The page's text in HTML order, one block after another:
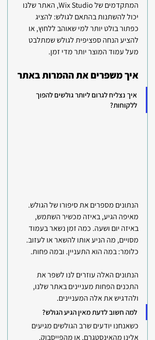
המתקדמים של Wix Studio, האתר שלנו
יכול להשתנות בהתאם לגולש: להציג
כפתור בולט יותר למי שאוהב ללחוץ, או
להציע הנחה ספציפית לגולש שמתלבט
מעל עמוד המוצר יותר מדי זמן.
איך משפרים את ההמרות באתר
איך נצליח לגרום ליותר גולשים להפוך
ללקוחות?
הנתונים מספרים את סיפורו של הגולש.
מאיפה הגיע, באיזה מכשיר השתמש,
באיזה יום ושעה. כמה זמן נשאר בעמוד
מסויים, מה הניע אותו להשאר או לעזוב.
כלומר: במה הוא התעניין. ובמה פחות.
הנתונים האלה עוזרים לנו לשפר את
התכנים הפחות מעניינים באתר שלנו,
ולהדגיש את אלה המעניינים.
למה חשוב לדעת מאין הגיע הגולש?
כשאנחנו יודעים שרב הגולשים מגיעים
אלינו מהאינסטגרם, או מהפייסבוק,